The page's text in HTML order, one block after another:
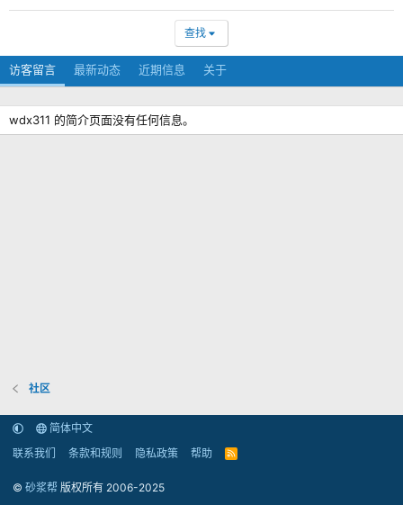
查找
访客留言 最新动态 近期信息 关于
wdx311 的简介页面没有任何信息。
社区
简体中文
联系我们
条款和规则 隐私政策 帮助
R
© 砂浆帮 版权所有 2006-2025